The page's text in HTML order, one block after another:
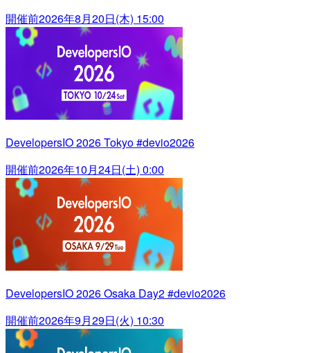
開催前2026年8月20日(木) 15:00
DevelopersIO 2026 Tokyo #devio2026
開催前2026年10月24日(土) 0:00
DevelopersIO 2026 Osaka Day2 #devio2026
開催前2026年9月29日(火) 10:30